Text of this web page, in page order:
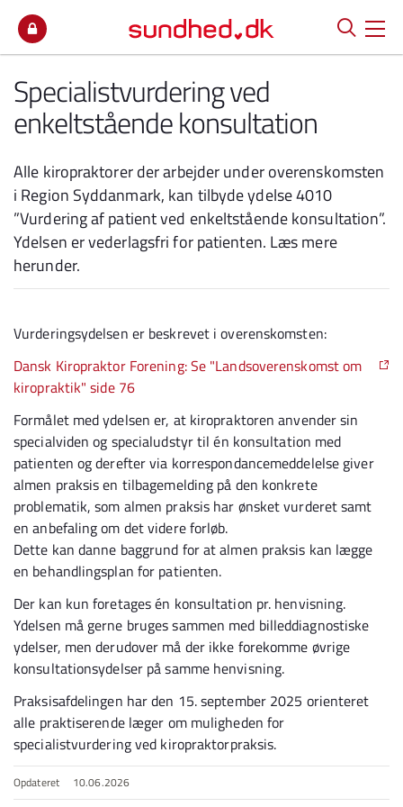
Specialistvurdering ved
enkeltstående konsultation
Alle kiropraktorer der arbejder under overenskomsten
i Region Syddanmark, kan tilbyde ydelse 4010
”Vurdering af patient ved enkeltstående konsultation”.
Ydelsen er vederlagsfri for patienten. Læs mere
herunder.
Vurderingsydelsen er beskrevet i overenskomsten:
Dansk Kiropraktor Forening: Se "Landsoverenskomst om
kiropraktik" side 76
Formålet med ydelsen er, at kiropraktoren anvender sin
specialviden og specialudstyr til én konsultation med
patienten og derefter via korrespondancemeddelelse giver
almen praksis en tilbagemelding på den konkrete
problematik, som almen praksis har ønsket vurderet samt
en anbefaling om det videre forløb.
Dette kan danne baggrund for at almen praksis kan lægge
en behandlingsplan for patienten.
Der kan kun foretages én konsultation pr. henvisning.
Ydelsen må gerne bruges sammen med billeddiagnostiske
ydelser, men derudover må der ikke forekomme øvrige
konsultationsydelser på samme henvisning.
Praksisafdelingen har den 15. september 2025 orienteret
alle praktiserende læger om muligheden for
specialistvurdering ved kiropraktorpraksis.
Opdateret 10.06.2026